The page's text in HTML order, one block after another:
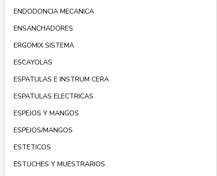
ENDODONCIA MECANICA
ENSANCHADORES
ERGOMIX SISTEMA
ESCAYOLAS
ESPATULAS E INSTRUM CERA
ESPATULAS ELECTRICAS
ESPEJOS Y MANGOS
ESPEJOS/MANGOS
ESTETICOS
ESTUCHES Y MUESTRARIOS